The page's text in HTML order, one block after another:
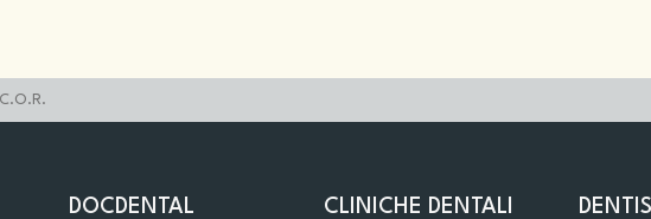
DOCDENTAL CLINICHE DENTALI